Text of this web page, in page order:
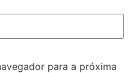
para a próxima